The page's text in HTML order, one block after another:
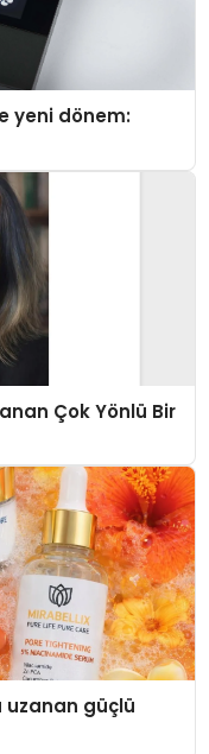
yeni dönem:
Çok Yönlü Bir
uzanan güçlü